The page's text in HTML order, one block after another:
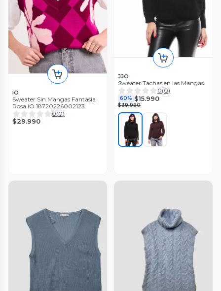
iO
Sweater Sin Mangas Fantasia
Rosa iO 18720226002123
0(0)
$29.990
JJO
Sweater Tachas en las Mangas
0(0)
60% $15.990
$39.990